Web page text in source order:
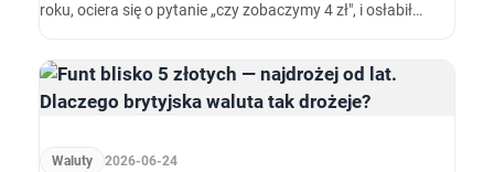
roku, ociera się o pytanie „czy zobaczymy 4 zł", i osłabił
Waluty 2026-06-24